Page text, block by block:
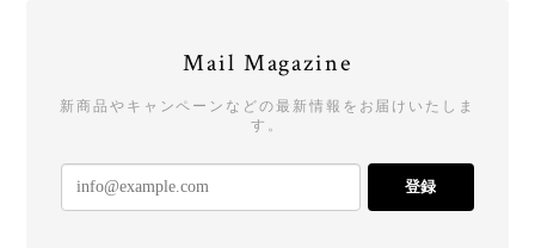
Mail Magazine
新商品やキャンペーンなどの最新情報をお届けいたしま
す。
登録